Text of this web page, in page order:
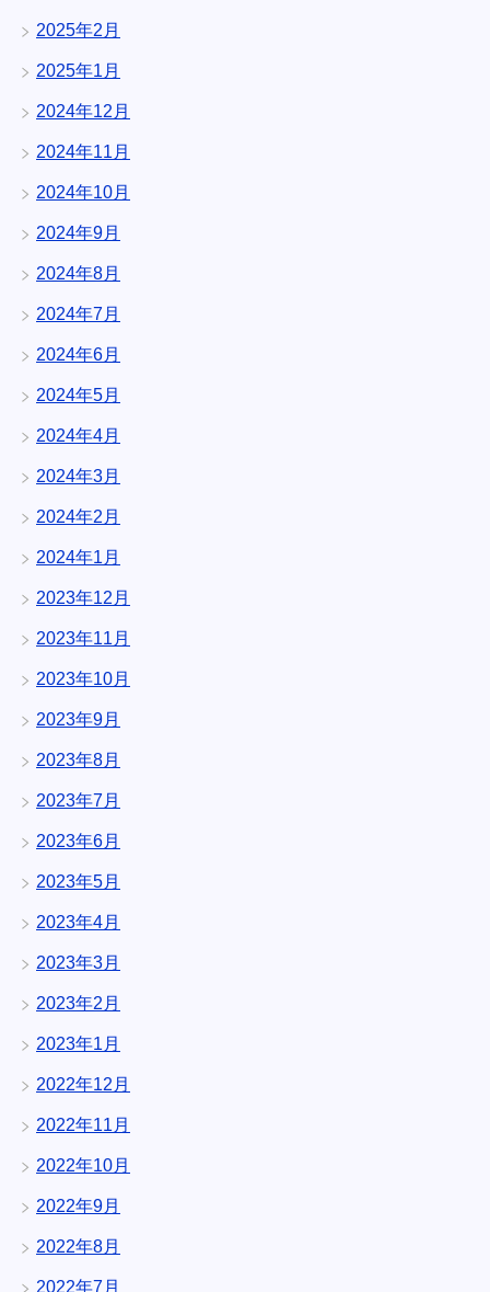
2025年2月
2025年1月
2024年12月
2024年11月
2024年10月
2024年9月
2024年8月
2024年7月
2024年6月
2024年5月
2024年4月
2024年3月
2024年2月
2024年1月
2023年12月
2023年11月
2023年10月
2023年9月
2023年8月
2023年7月
2023年6月
2023年5月
2023年4月
2023年3月
2023年2月
2023年1月
2022年12月
2022年11月
2022年10月
2022年9月
2022年8月
2022年7月